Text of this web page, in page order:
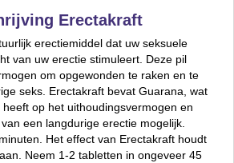
Erectakraft
erectiemiddel dat uw seksuele
van uw erectie stimuleert. Deze pil
om opgewonden te raken en te
seks. Erectakraft bevat Guarana, wat
op het uithoudingsvermogen en
een langdurige erectie mogelijk.
Het effect van Erectakraft houdt
Neem 1-2 tabletten in ongeveer 45